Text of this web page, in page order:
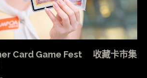
Card Game Fest 收藏卡市集